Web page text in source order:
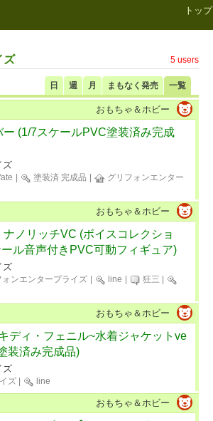
トップ
ズ 5 users
日 週 月 まもなく発売 一覧
おもちゃ＆ホビー
ー (1/7スケールPVC塗装済み完成
ズ
塗装済 完成品
グリフォンエンター
おもちゃ＆ホビー
ノリッチVC (ボイスコレクショ
ル音声付きPVC可動フィギュア)
ズ
ォンエンタープライズ line 狂三
おもちゃ＆ホビー
ディ・フェニル~水着ジャケットve
装済み完成品)
ズ
ズ line
おもちゃ＆ホビー